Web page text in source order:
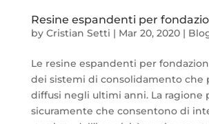
Resine espandenti per
by Cristian Setti | Mar 20, 2020|
Le resine espandenti per
dei sistemi di consolidamento che
diffusi negli ultimi anni. La ragione
sicuramente che consentono di